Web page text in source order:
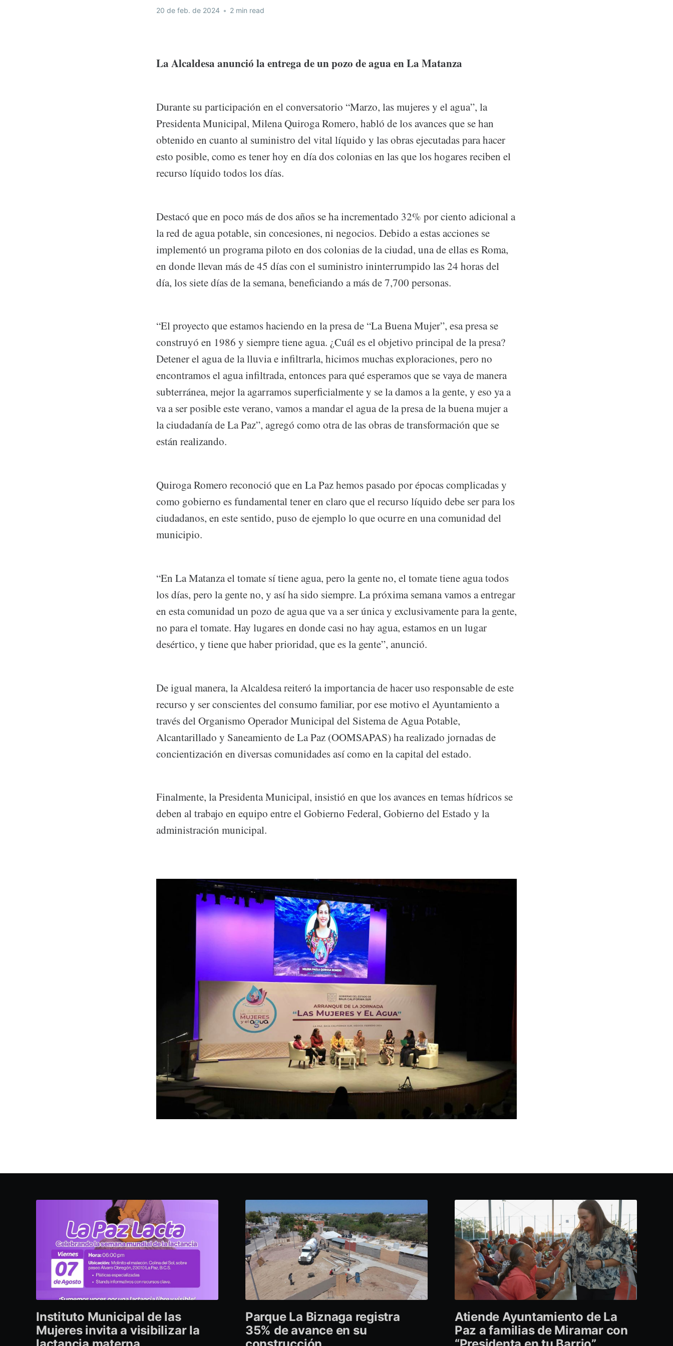
20 de feb. de 2024 • 2 min read
La Alcaldesa anunció la entrega de un pozo de agua en La Matanza
Durante su participación en el conversatorio “Marzo, las mujeres y el agua”, la
Presidenta Municipal, Milena Quiroga Romero, habló de los avances que se han
obtenido en cuanto al suministro del vital líquido y las obras ejecutadas para hacer
esto posible, como es tener hoy en día dos colonias en las que los hogares reciben el
recurso líquido todos los días.
Destacó que en poco más de dos años se ha incrementado 32% por ciento adicional a
la red de agua potable, sin concesiones, ni negocios. Debido a estas acciones se
implementó un programa piloto en dos colonias de la ciudad, una de ellas es Roma,
en donde llevan más de 45 días con el suministro ininterrumpido las 24 horas del
día, los siete días de la semana, beneficiando a más de 7,700 personas.
“El proyecto que estamos haciendo en la presa de “La Buena Mujer”, esa presa se
construyó en 1986 y siempre tiene agua. ¿Cuál es el objetivo principal de la presa?
Detener el agua de la lluvia e infiltrarla, hicimos muchas exploraciones, pero no
encontramos el agua infiltrada, entonces para qué esperamos que se vaya de manera
subterránea, mejor la agarramos superficialmente y se la damos a la gente, y eso ya a
va a ser posible este verano, vamos a mandar el agua de la presa de la buena mujer a
la ciudadanía de La Paz”, agregó como otra de las obras de transformación que se
están realizando.
Quiroga Romero reconoció que en La Paz hemos pasado por épocas complicadas y
como gobierno es fundamental tener en claro que el recurso líquido debe ser para los
ciudadanos, en este sentido, puso de ejemplo lo que ocurre en una comunidad del
municipio.
“En La Matanza el tomate sí tiene agua, pero la gente no, el tomate tiene agua todos
los días, pero la gente no, y así ha sido siempre. La próxima semana vamos a entregar
en esta comunidad un pozo de agua que va a ser única y exclusivamente para la gente,
no para el tomate. Hay lugares en donde casi no hay agua, estamos en un lugar
desértico, y tiene que haber prioridad, que es la gente”, anunció.
De igual manera, la Alcaldesa reiteró la importancia de hacer uso responsable de este
recurso y ser conscientes del consumo familiar, por ese motivo el Ayuntamiento a
través del Organismo Operador Municipal del Sistema de Agua Potable,
Alcantarillado y Saneamiento de La Paz (OOMSAPAS) ha realizado jornadas de
concientización en diversas comunidades así como en la capital del estado.
Finalmente, la Presidenta Municipal, insistió en que los avances en temas hídricos se
deben al trabajo en equipo entre el Gobierno Federal, Gobierno del Estado y la
administración municipal.
Instituto Municipal de las
Mujeres invita a visibilizar la
Parque La Biznaga registra
35% de avance en su
Atiende Ayuntamiento de La
Paz a familias de Miramar con